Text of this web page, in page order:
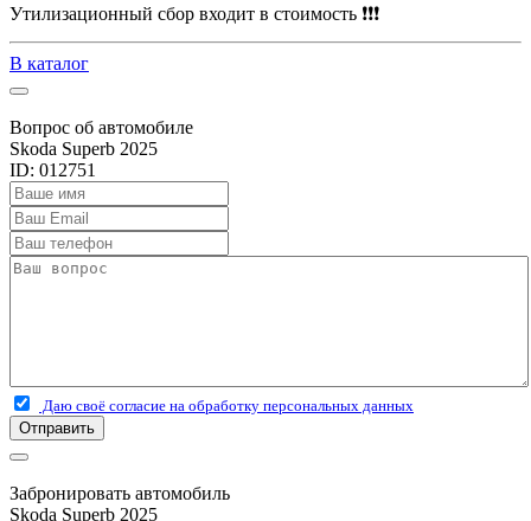
Утилизационный сбор входит в стоимость ❗️❗️❗️
В каталог
Вопрос об автомобиле
Skoda Superb 2025
ID: 012751
Даю своё согласие на обработку персональных данных
Отправить
Забронировать автомобиль
Skoda Superb 2025